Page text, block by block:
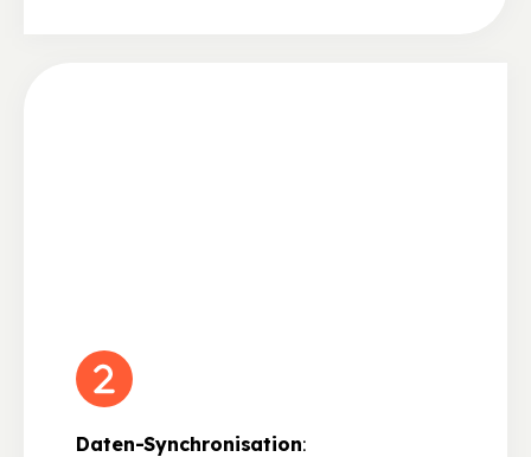
Daten-Synchronisation: